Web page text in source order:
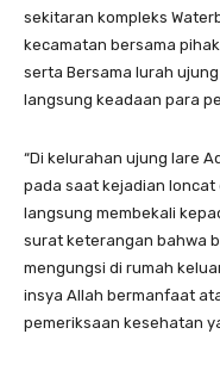
sekitaran kompleks
kecamatan bersama
serta Bersama lurah
langsung keadaan para
“Di kelurahan ujung lare
pada saat kejadian loncat
langsung membekali
surat keterangan bahwa
mengungsi di rumah
insya Allah bermanfaat
pemeriksaan kesehatan